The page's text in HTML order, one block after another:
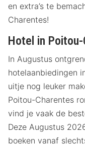
en extra’s te
Charentes!
Hotel in
In Augustus
hotelaanbiedingen
uitje nog leuker
Poitou-Charentes
vind je vaak de
Deze Augustus
boeken vanaf